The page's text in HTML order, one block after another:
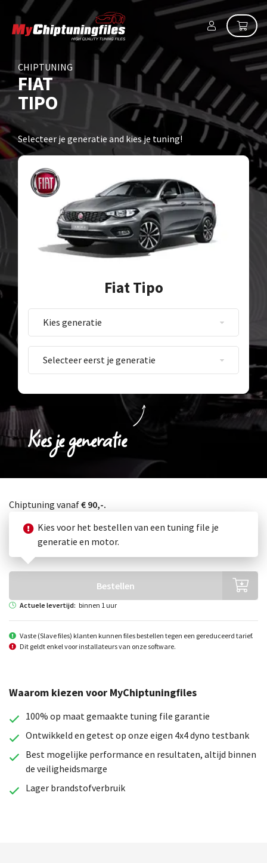
CHIPTUNING
FIAT
TIPO
Selecteer je generatie and kies je tuning!
Fiat Tipo
Kies je generatie
Chiptuning vanaf€ 90,-.
Kies voor het bestellen van een tuning file je
generatie en motor.
Bestellen
Actuele levertijd: binnen 1 uur
Vaste (Slave files) klanten kunnen files bestellen tegen een gereduceerd tarief.
Dit geldt enkel voor installateurs van onze software.
Waarom kiezen voor MyChiptuningfiles
100% op maat gemaakte tuning file garantie
Ontwikkeld en getest op onze eigen 4x4 dyno testbank
Best mogelijke performance en resultaten, altijd binnen
de veiligheidsmarge
Lager brandstofverbruik